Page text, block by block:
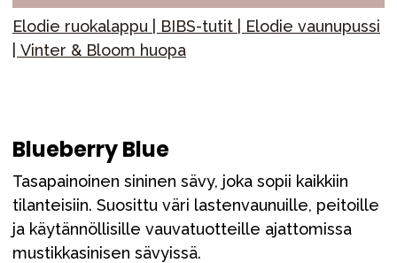
Elodie ruokalappu | BIBS-tutit | Elodie vaunupussi
| Vinter & Bloom huopa
Blueberry Blue
Tasapainoinen sininen sävy, joka sopii kaikkiin
tilanteisiin. Suosittu väri lastenvaunuille, peitoille
ja käytännöllisille vauvatuotteille ajattomissa
mustikkasinisen sävyissä.